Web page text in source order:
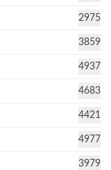
2975
3859
4937
4683
4421
4977
3979